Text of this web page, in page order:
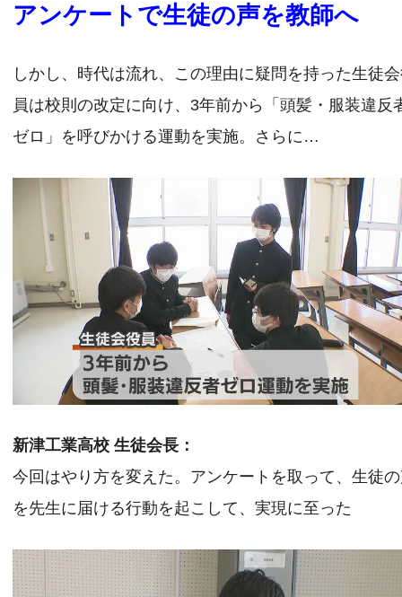
アンケートで生徒の声を教師へ
しかし、時代は流れ、この理由に疑問を持った生徒
員は校則の改定に向け、3年前から「頭髪・服装違反
ゼロ」を呼びかける運動を実施。さらに…
新津工業高校 生徒会長：
今回はやり方を変えた。アンケートを取って、生徒
を先生に届ける行動を起こして、実現に至った